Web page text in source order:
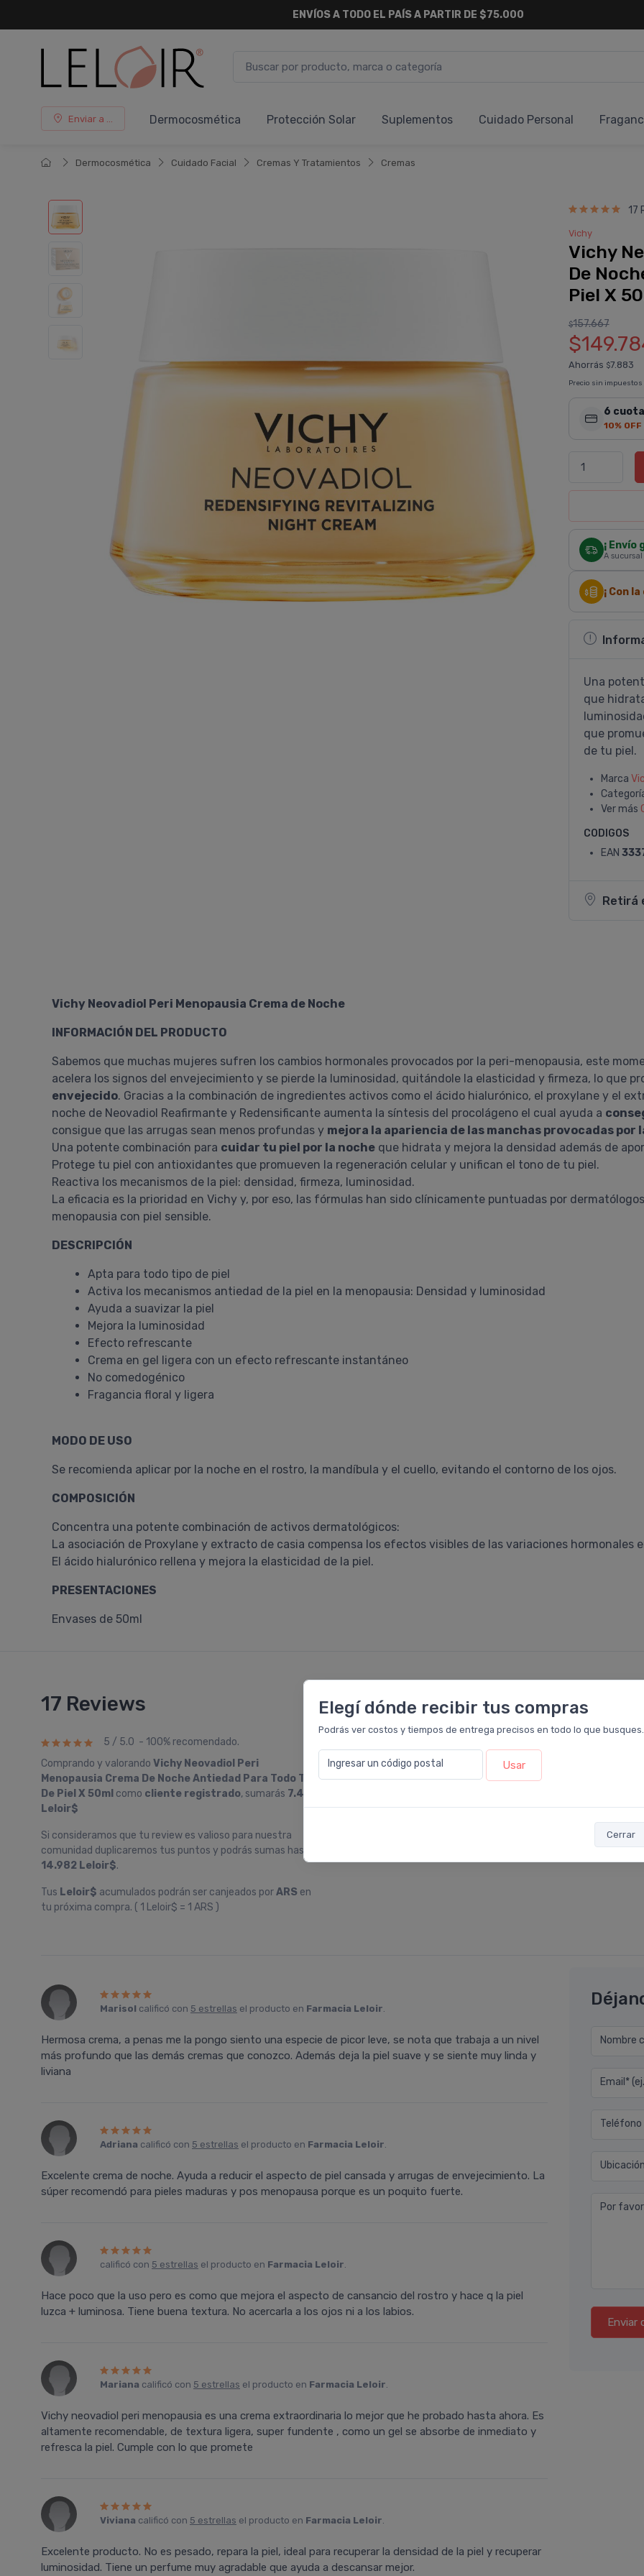
Elegí dónde recibir tus compras
Podrás ver costos y tiempos de entrega precisos en todo lo que busques.
Ingresar un código postal Usar
Cerrar
Enviar a ... Dermocosmética Protección Solar Suplementos Cuidado Personal
Dermocosmética Cuidado Facial Cremas Y Tratamientos Cremas
17
Vichy
Vichy
De
Piel X
$157.667
Ahorrás $7.883
Precio sin
6
10% OFF
¡ Envío
A
¡ Con
Una
que
que
de tu piel.
Marca
Ver más
CODIGOS
EAN
Retirá
Vichy Neovadiol Peri Menopausia Crema de Noche
INFORMACIÓN DEL PRODUCTO
Sabemos que muchas mujeres sufren los cambios hormonales provocados por la peri-menopausia, este
acelera los signos del envejecimiento y se pierde la luminosidad, quitándole la elasticidad y firmeza, lo que
envejecido. Gracias a la combinación de ingredientes activos como el ácido hialurónico, el proxylane y el
noche de Neovadiol Reafirmante y Redensificante aumenta la síntesis del procolágeno el cual ayuda a
consigue que las arrugas sean menos profundas y mejora la apariencia de las manchas provocadas por
Una potente combinación para cuidar tu piel por la noche que hidrata y mejora la densidad además de
Protege tu piel con antioxidantes que promueven la regeneración celular y unifican el tono de tu piel.
Reactiva los mecanismos de la piel: densidad, firmeza, luminosidad.
La eficacia es la prioridad en Vichy y, por eso, las fórmulas han sido clínicamente puntuadas por
menopausia con piel sensible.
DESCRIPCIÓN
Apta para todo tipo de piel
Activa los mecanismos antiedad de la piel en la menopausia: Densidad y luminosidad
Ayuda a suavizar la piel
Mejora la luminosidad
Efecto refrescante
Crema en gel ligera con un efecto refrescante instantáneo
No comedogénico
Fragancia floral y ligera
MODO DE USO
Se recomienda aplicar por la noche en el rostro, la mandíbula y el cuello, evitando el contorno de los ojos.
COMPOSICIÓN
Concentra una potente combinación de activos dermatológicos:
La asociación de Proxylane y extracto de casia compensa los efectos visibles de las variaciones hormonales
El ácido hialurónico rellena y mejora la elasticidad de la piel.
PRESENTACIONES
Envases de 50ml
17 Reviews
5 / 5.0 - 100% recomendado.
Comprando y valorando Vichy Neovadiol Peri
Menopausia Crema De Noche Antiedad Para Todo Tipo
De Piel X 50ml como cliente registrado, sumarás 7.491
Leloir$
Si consideramos que tu review es valioso para nuestra
comunidad duplicaremos tus puntos y podrás sumas hasta
14.982 Leloir$.
Tus Leloir$ acumulados podrán ser canjeados porARS en
tu próxima compra. ( 1 Leloir$ = 1 ARS )
5
4
3
Marisol calificó con 5 estrellas el producto en Farmacia Leloir.
Hermosa crema, a penas me la pongo siento una especie de picor leve, se nota que trabaja a un nivel
más profundo que las demás cremas que conozco. Además deja la piel suave y se siente muy linda y
liviana
Adriana calificó con 5 estrellas el producto en Farmacia Leloir.
Excelente crema de noche. Ayuda a reducir el aspecto de piel cansada y arrugas de envejecimiento. La
súper recomendó para pieles maduras y pos menopausa porque es un poquito fuerte.
calificó con 5 estrellas el producto en Farmacia Leloir.
Hace poco que la uso pero es como que mejora el aspecto de cansancio del rostro y hace q la piel
luzca + luminosa. Tiene buena textura. No acercarla a los ojos ni a los labios.
Mariana calificó con 5 estrellas el producto en Farmacia Leloir.
Vichy neovadiol peri menopausia es una crema extraordinaria lo mejor que he probado hasta ahora. Es
altamente recomendable, de textura ligera, super fundente , como un gel se absorbe de inmediato y
refresca la piel. Cumple con lo que promete
Viviana calificó con 5 estrellas el producto en Farmacia Leloir.
Excelente producto. No es pesado, repara la piel, ideal para recuperar la densidad de la piel y recuperar
luminosidad. Tiene un perfume muy agradable que ayuda a descansar mejor.
Nombre
Email*
Teléfono
Ubicación
Por
Enviar